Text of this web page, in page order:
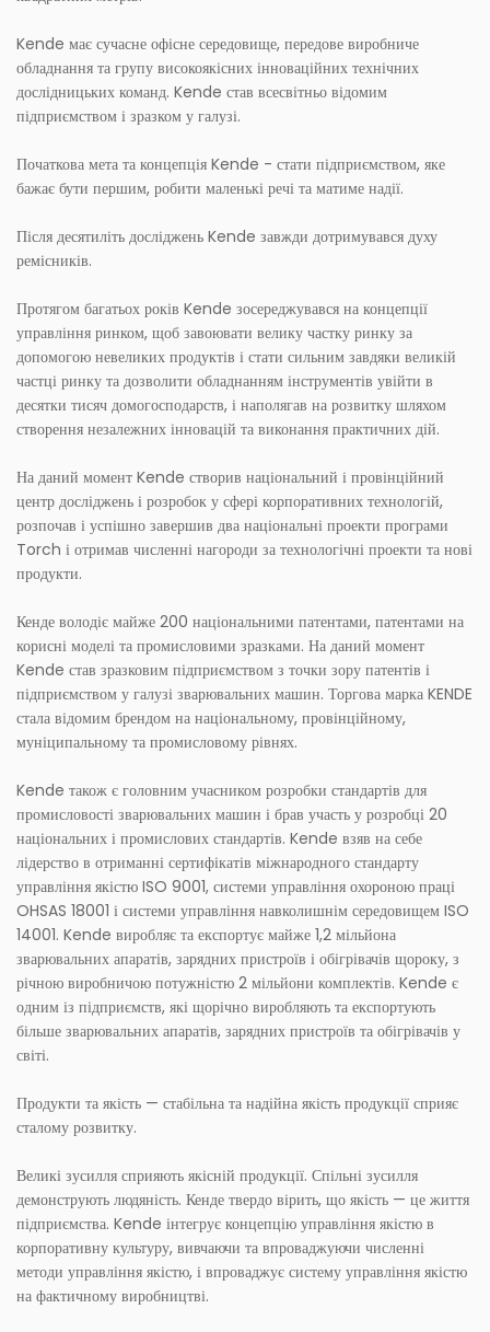
Kende має сучасне офісне середовище, передове виробниче
обладнання та групу високоякісних інноваційних технічних
дослідницьких команд. Kende став всесвітньо відомим
підприємством і зразком у галузі.
Початкова мета та концепція Kende - стати підприємством, яке
бажає бути першим, робити маленькі речі та матиме надії.
Після десятиліть досліджень Kende завжди дотримувався духу
ремісників.
Протягом багатьох років Kende зосереджувався на концепції
управління ринком, щоб завоювати велику частку ринку за
допомогою невеликих продуктів і стати сильним завдяки великій
частці ринку та дозволити обладнанням інструментів увійти в
десятки тисяч домогосподарств, і наполягав на розвитку шляхом
створення незалежних інновацій та виконання практичних дій.
На даний момент Kende створив національний і провінційний
центр досліджень і розробок у сфері корпоративних технологій,
розпочав і успішно завершив два національні проекти програми
Torch і отримав численні нагороди за технологічні проекти та нові
продукти.
Кенде володіє майже 200 національними патентами, патентами на
корисні моделі та промисловими зразками. На даний момент
Kende став зразковим підприємством з точки зору патентів і
підприємством у галузі зварювальних машин. Торгова марка KENDE
стала відомим брендом на національному, провінційному,
муніципальному та промисловому рівнях.
Kende також є головним учасником розробки стандартів для
промисловості зварювальних машин і брав участь у розробці 20
національних і промислових стандартів. Kende взяв на себе
лідерство в отриманні сертифікатів міжнародного стандарту
управління якістю ISO 9001, системи управління охороною праці
OHSAS 18001 і системи управління навколишнім середовищем ISO
14001. Kende виробляє та експортує майже 1,2 мільйона
зварювальних апаратів, зарядних пристроїв і обігрівачів щороку, з
річною виробничою потужністю 2 мільйони комплектів. Kende є
одним із підприємств, які щорічно виробляють та експортують
більше зварювальних апаратів, зарядних пристроїв та обігрівачів у
світі.
Продукти та якість — стабільна та надійна якість продукції сприяє
сталому розвитку.
Великі зусилля сприяють якісній продукції. Спільні зусилля
демонструють людяність. Кенде твердо вірить, що якість — це життя
підприємства. Kende інтегрує концепцію управління якістю в
корпоративну культуру, вивчаючи та впроваджуючи численні
методи управління якістю, і впроваджує систему управління якістю
на фактичному виробництві.